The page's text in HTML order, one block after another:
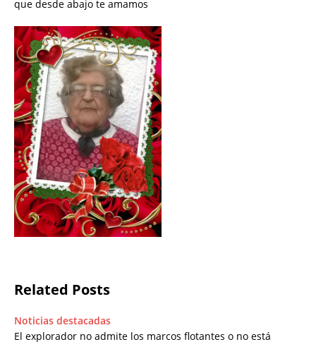
que desde abajo te amamos
Related Posts
Noticias destacadas
El explorador no admite los marcos flotantes o no está